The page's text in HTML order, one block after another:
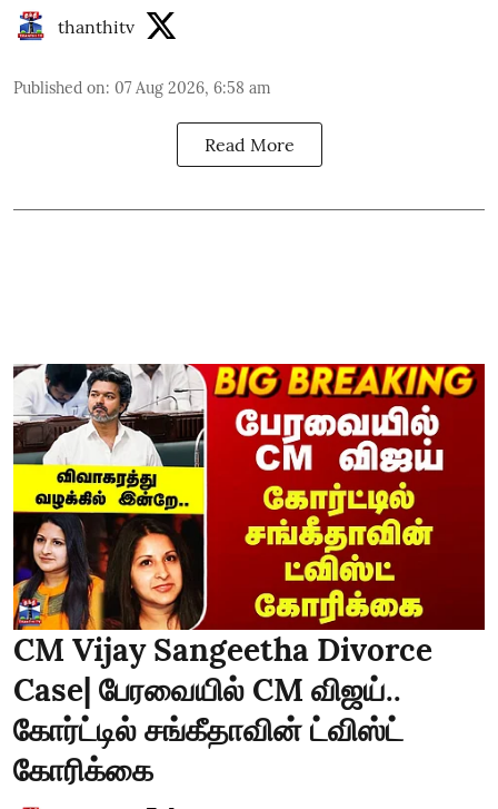
thanthitv
Published on: 07 Aug 2026, 6:58 am
Read More
CM Vijay Sangeetha Divorce
Case| பேரவையில் CM விஜய்..
கோர்ட்டில் சங்கீதாவின் ட்விஸ்ட்
கோரிக்கை